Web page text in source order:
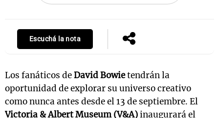
Escuchá la nota
Los fanáticos deDavid Bowietendrán la
oportunidad de explorar su universo creativo
como nunca antes desde el 13 de septiembre. El
Victoria & Albert Museum (V&A)inaugurará el
Mundial 2026
Notas